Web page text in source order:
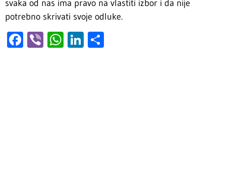
svaka od nas ima pravo na vlastiti izbor i da nije
potrebno skrivati svoje odluke.
Facebook
ViberWhatsApp
LinkedIn